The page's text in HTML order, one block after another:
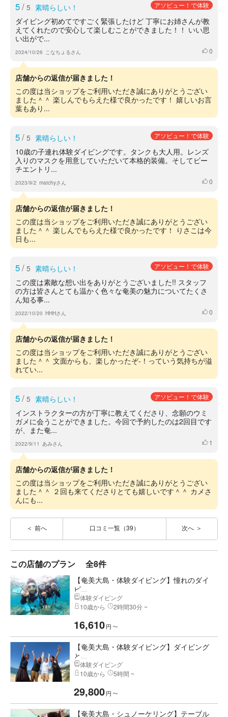
5/ 5 素晴らしい！ アソビュー！で体験
ダイビング初めてですごく緊張したけど 丁寧にお姉さんが教
えてくれたので安心して楽しむことができました！！ いい思
い出がで...
2024/10/26 こなちょるさん いいね
0
店舗からの返信が届きました！
この度は当ショップをご利用いただき誠にありがとうござい
ました＾＾ 楽しんでもらえた様で良かったです！ 嬉しいお言
葉もあり...
5/ 5 素晴らしい！ アソビュー！で体験
10歳の子連れ体験ダイビングです。タンクも大人用。レンズ
入りのマスクを用意していただいて本格的装備。そしてビー
チエントリ...
2023/9/2 matchyさん いいね
0
店舗からの返信が届きました！
この度は当ショップをご利用いただき誠にありがとうござい
ました＾＾ 楽しんでもらえた様で良かったです！ りさこは今
日も...
5/ 5 素晴らしい！ アソビュー！で体験
この度は素敵な想い出をありがとうございました!! スタッフ
の方は皆さんとても温かく色々な奄美の魅力についてたくさ
ん知る事...
2022/10/20 HHHさん いいね
0
店舗からの返信が届きました！
この度は当ショップをご利用いただき誠にありがとうござい
ました＾＾ 文面からも、楽しかったぞ-！っていう気持ちが溢
れてい...
5/ 5 素晴らしい！ アソビュー！で体験
インストラクターの方が丁寧に教えてくださり、念願のウミ
ガメに会うことができました。今回で予約したのは2回目です
が、また奄...
2022/9/11 あみさん いいね
1
店舗からの返信が届きました！
この度は当ショップをご利用いただき誠にありがとうござい
ました＾＾ ２回も来てくださりとても嬉しいです＾＾ カメさ
んにも...
前へ 口コミ一覧（39） 次へ
この店舗のプラン 全8件
【奄美大島・体験ダイビング】憧れのダイ
ビ...
体験ダイビング
10歳から
2時間30分 ~
16,610円 〜
【奄美大島・体験ダイビング】ダイビング
と...
体験ダイビング
10歳から
5時間 ~
29,800円 〜
【奄美大島・シュノーケリング】テーブル